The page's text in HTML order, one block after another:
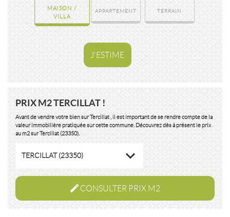
MAISON /
VILLA
APPARTEMENT TERRAIN
J'ESTIME
PRIX M2 TERCILLAT !
Avant de vendre votre bien sur Tercillat , il est important de se rendre compte de la
valeur immobilière pratiquée sur cette commune. Découvrez dès à présent le prix
au m2 sur Tercillat (23350).
TERCILLAT (23350)
CONSULTER PRIX M2